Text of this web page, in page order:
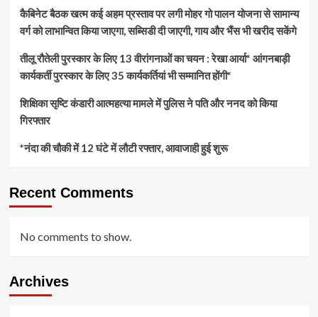
कैबिनेट बैठक खत्म कई अहम प्रस्ताव पर लगी मोहर गो पालन योजना से सामान्य
वर्ग को लाभान्वित किया जाएगा, सब्सिडी दी जाएगी, गाय और भैंस भी खरीद सकेंगे
तीलू रौतेली पुरस्कार के लिए 13 वीरांगनाओं का चयन : रेखा आर्या* आंगनबाड़ी
कार्यकर्ती पुरस्कार के लिए 35 कार्यकर्तियां भी सम्मानित होंगी*
शिक्षिका सृष्टि कंडारी आत्महत्या मामले में पुलिस ने पति और ननद को किया
गिरफ्तार
*नंदा की चौकी में 12 घंटे में लौटी रफ्तार, आवाजाही हुई शुरू
Recent Comments
No comments to show.
Archives